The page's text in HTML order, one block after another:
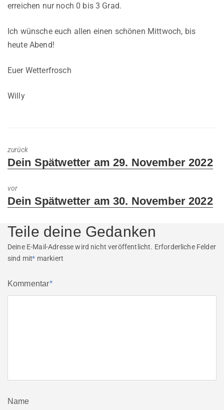
erreichen nur noch 0 bis 3 Grad.
Ich wünsche euch allen einen schönen Mittwoch, bis
heute Abend!
Euer Wetterfrosch
Willy
zurück
Previous
Dein Spätwetter am 29. November 2022
vor
Next
Dein Spätwetter am 30. November 2022
Teile deine Gedanken
Deine E-Mail-Adresse wird nicht veröffentlicht. Erforderliche Felder
sind mit* markiert
Kommentar*
Name